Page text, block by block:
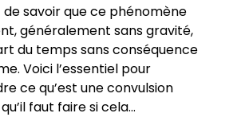
savoir que ce phénomène
généralement sans gravité,
du temps sans conséquence
Voici l’essentiel pour
ce qu’est une convulsion
faut faire si cela…